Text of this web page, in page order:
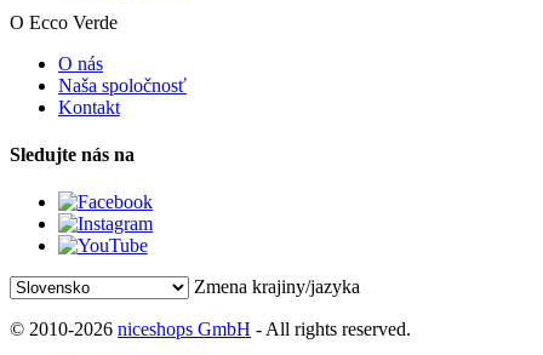
O Ecco Verde
O nás
Naša spoločnosť
Kontakt
Sledujte nás na
Zmena krajiny/jazyka
© 2010-2026 niceshops GmbH - All rights reserved.